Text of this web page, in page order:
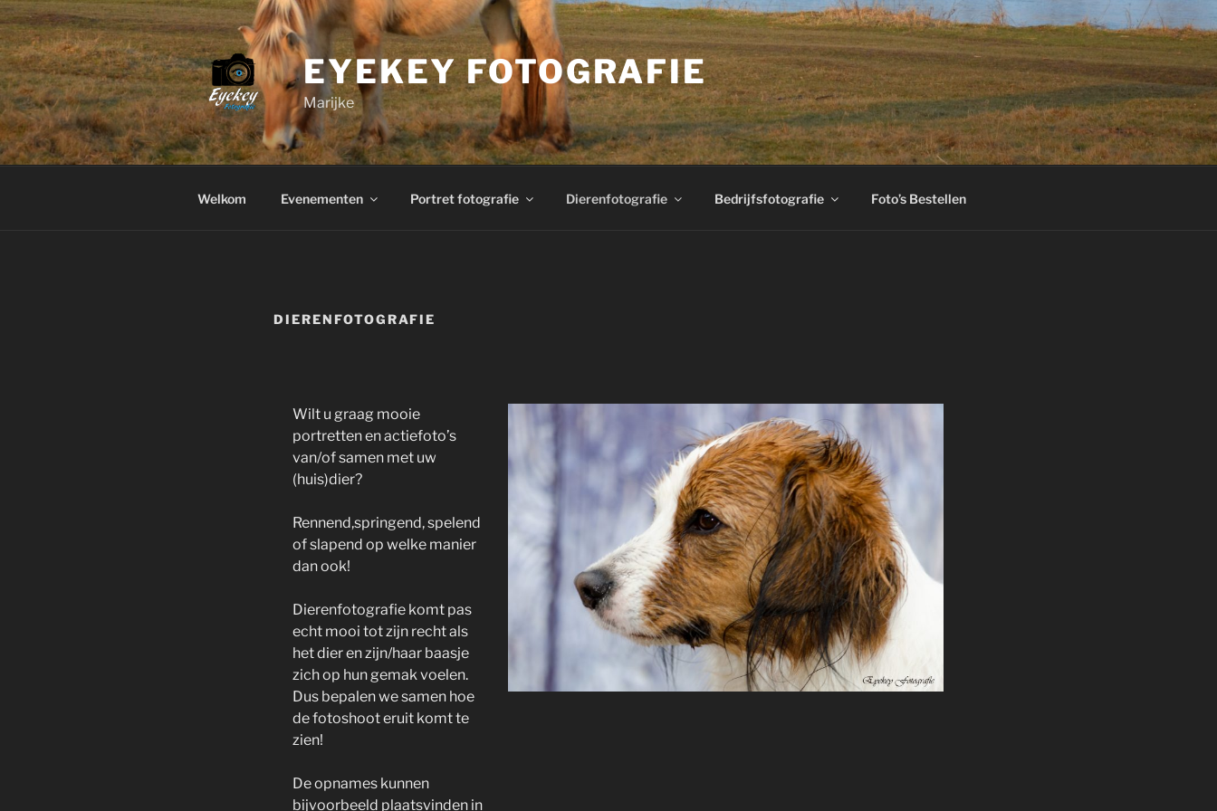
Ga
naar
de
inhoud
EYEKEY FOTOGRAFIE
Marijke
Welkom Evenementen Portret fotografie Dierenfotografie Bedrijfsfotografie Foto’s Bestellen
DIERENFOTOGRAFIE
Wilt u graag mooie
portretten en actiefoto’s
van/of samen met uw
(huis)dier?
Rennend,springend, spelend
of slapend op welke manier
dan ook!
Dierenfotografie komt pas
echt mooi tot zijn recht als
het dier en zijn/haar baasje
zich op hun gemak voelen.
Dus bepalen we samen hoe
de fotoshoot eruit komt te
zien!
De opnames kunnen
bijvoorbeeld plaatsvinden in